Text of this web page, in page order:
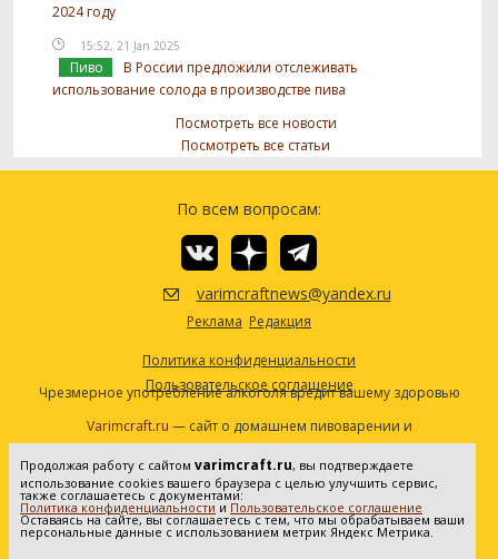
2024 году
15:52, 21 Jan 2025
Пиво
В России предложили отслеживать
использование солода в производстве пива
Посмотреть все новости
Посмотреть все статьи
По всем вопросам:
varimcraftnews@yandex.ru
Реклама Редакция
Политика конфиденциальности
Пользовательское соглашение
Чрезмерное употребление алкоголя вредит вашему здоровью
Varimcraft.ru — сайт о домашнем пивоварении и
самогоноварении.
Сетевое издание «Варимкрафт». Зарегистрировано в
Федеральной службе по надзору в сфере связи, информационных
технологий и массовых коммуникаций (Роскомнадзор). Реестровая
запись ЭЛ No ФС77-80936 от 25.05.2021. Все права защищены. 16+
Продолжая работу с сайтом varimcraft.ru, вы подтверждаете
использование cookies вашего браузера с целью улучшить сервис,
также соглашаетесь с документами:
Политика конфиденциальности и Пользовательское соглашение
Оставаясь на сайте, вы соглашаетесь с тем, что мы обрабатываем ваши
персональные данные с использованием метрик Яндекс Метрика.